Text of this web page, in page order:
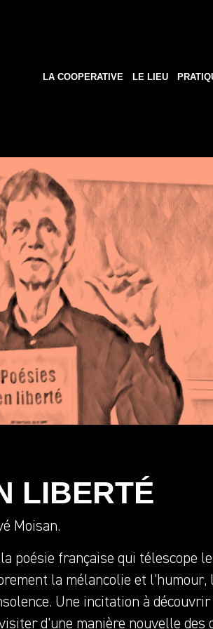
LA COOPERATIVE LE LIEU
LIBERTÉ
Moisan.
poésie française qui télescope
la mélancolie et l’humour,
Une incitation à découvrir
d’une manière nouvelle des